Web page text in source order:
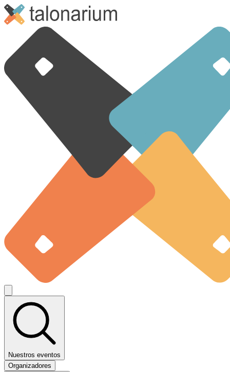
Nuestros eventos
Organizadores